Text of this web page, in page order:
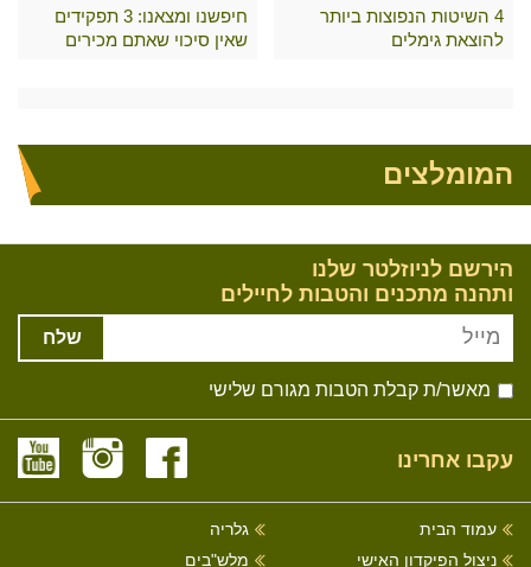
4 השיטות הנפוצות ביותר
להוצאת גימלים
חיפשנו ומצאנו: 3 תפקידים
שאין סיכוי שאתם מכירים
המומלצים
הירשם לניוזלטר שלנו
ותהנה מתכנים והטבות לחיילים
שלח
מאשר/ת קבלת הטבות מגורם שלישי
עקבו אחרינו
עמוד הבית
ניצול הפיקדון האישי
גלריה
מלש"בים